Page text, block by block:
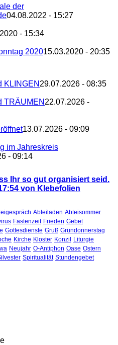
der
04.08.2022 - 15:27
- 15:34
202015.03.2020 - 20:35
KLINGEN 29.07.2026 - 08:35
TRÄUMEN 22.07.2026 -
13.07.2026 - 09:09
im Jahreskreis
- 09:14
Ihr so gut organisiert seid.
von Klebefolien
Abteiladen Abteisommer
Fastenzeit Frieden Gebet
Gottesdienste Gruß Gründonnerstag
Kirche Kloster Konzil
Liturgie
Neujahr O-Antiphon Oase Ostern
Spiritualität Stundengebet